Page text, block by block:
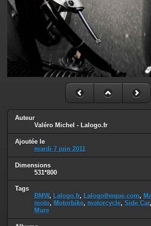
Auteur
Valéro Michel - Lalogo.fr
Ajoutée le
mardi 7 juin 2011
Dimensions
531*800
Tags
BMW, Lalogo.fr, Lalogotheque.com,
moto, Motorbike, motorcycle, Side Car,
Mure